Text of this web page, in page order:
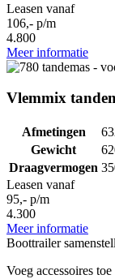
Leasen vanaf
106,- p/m
4.800
Meer informatie
Vlemmix
Afmetingen
Gewicht
Draagvermogen
Leasen vanaf
95,- p/m
4.300
Meer informatie
Boottrailer
Voeg accessoires